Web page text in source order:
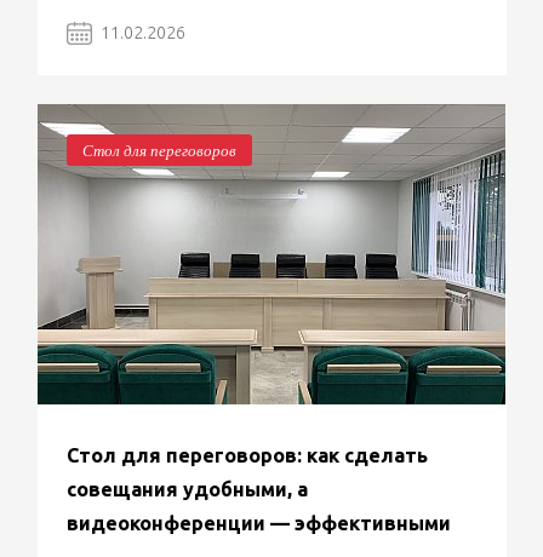
11.02.2026
Стол для переговоров
Стол для переговоров: как сделать
совещания удобными, а
видеоконференции — эффективными